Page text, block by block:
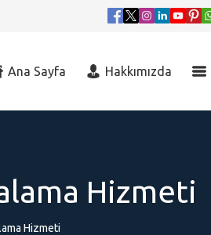
Ana Sayfa Hakkımızda
Hizmeti
Hizmeti